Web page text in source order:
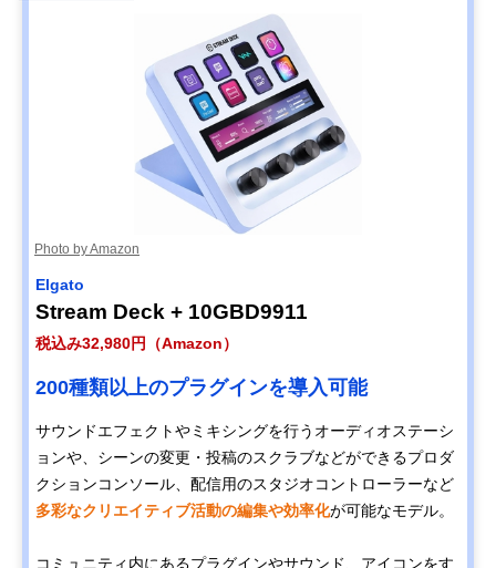
Photo by Amazon
Elgato
Stream Deck + 10GBD9911
税込み32,980円（Amazon）
200種類以上のプラグインを導入可能
サウンドエフェクトやミキシングを行うオーディオステーシ
ョンや、シーンの変更・投稿のスクラブなどができるプロダ
クションコンソール、配信用のスタジオコントローラーなど
多彩なクリエイティブ活動の編集や効率化が可能なモデル。
コミュニティ内にあるプラグインやサウンド、アイコンをす